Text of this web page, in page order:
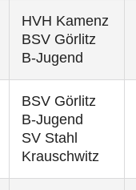
HVH Kamenz
BSV Görlitz
B-Jugend
BSV Görlitz
B-Jugend
SV Stahl
Krauschwitz